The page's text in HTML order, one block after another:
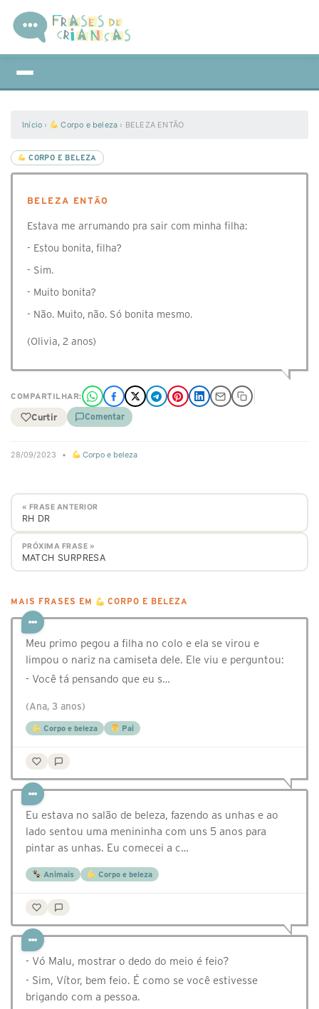
Início › Corpo e beleza › BELEZA ENTÃO
CORPO E BELEZA
BELEZA ENTÃO
Estava me arrumando pra sair com minha filha:
- Estou bonita, filha?
- Sim.
- Muito bonita?
- Não. Muito, não. Só bonita mesmo.
(Olivia, 2 anos)
COMPARTILHAR:
Curtir Comentar
28/09/2023 • Corpo e beleza
« FRASE ANTERIOR
RH DR
PRÓXIMA FRASE »
MATCH SURPRESA
MAIS FRASES EM CORPO E BELEZA
Meu primo pegou a filha no colo e ela se virou e
limpou o nariz na camiseta dele. Ele viu e perguntou:
- Você tá pensando que eu s…
(Ana, 3 anos)
Corpo e beleza Pai
Eu estava no salão de beleza, fazendo as unhas e ao
lado sentou uma menininha com uns 5 anos para
pintar as unhas. Eu comecei a c…
Animais Corpo e beleza
- Vó Malu, mostrar o dedo do meio é feio?
- Sim, Vítor, bem feio. É como se você estivesse
brigando com a pessoa.